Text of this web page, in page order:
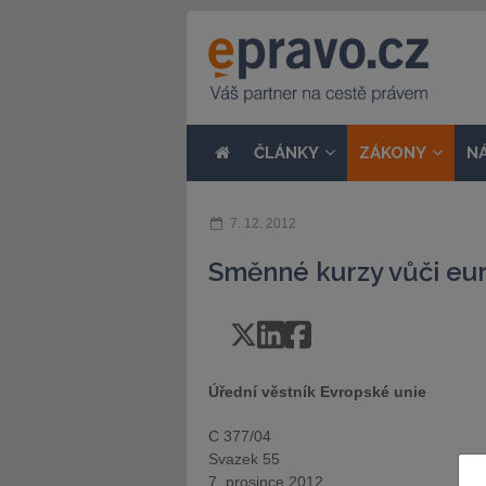
ČLÁNKY ZÁKONY
7. 12. 2012
Směnné kurzy vůči
Úřední věstník Evropské unie
C 377/04
Svazek 55
7. prosince 2012